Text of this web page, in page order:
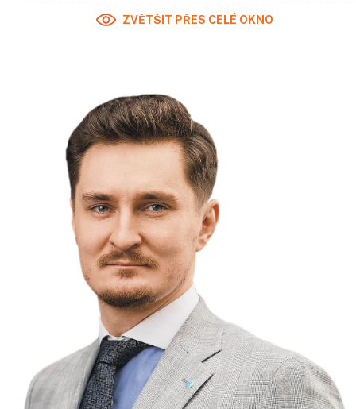
ZVĚTŠIT PŘES CELÉ OKNO